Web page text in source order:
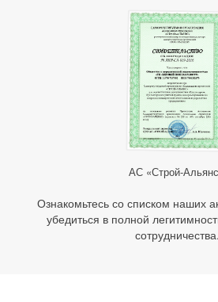
АС «Строй-
Ознакомьтесь со списком наших
убедиться в полной
сотрудничества.